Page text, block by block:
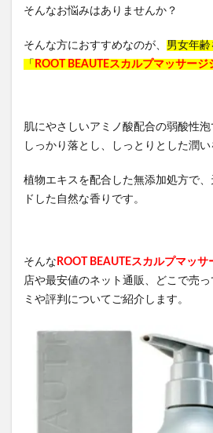
そんなお悩みはありませんか？
そんな方におすすめなのが、 男女年
「 ROOT BEAUTEスカルプマッサージ
肌にやさしいアミノ酸配合の弱酸性
しっかり落とし、しっとりとした潤い
植物エキスを配合した無添加処方で
ドした自然な香りです。
そんな ROOT BEAUTEスカルプマッ
店や最安値のネット通販、どこで売
ミや評判についてご紹介します。